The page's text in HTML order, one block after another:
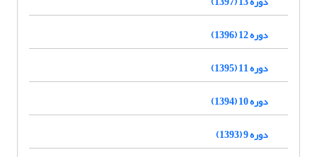
دوره 12 (1396)
دوره 11 (1395)
دوره 10 (1394)
دوره 9 (1393)